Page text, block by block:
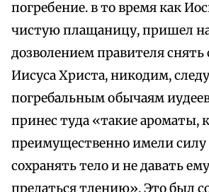
погребение. в то время как
чистую плащаницу, пришел
дозволением правителя снять
Иисуса Христа, никодим,
погребальным обычаям
принес туда «такие ароматы,
преимущественно имели силу
сохранять тело и не давать
предаться тлению». Это был